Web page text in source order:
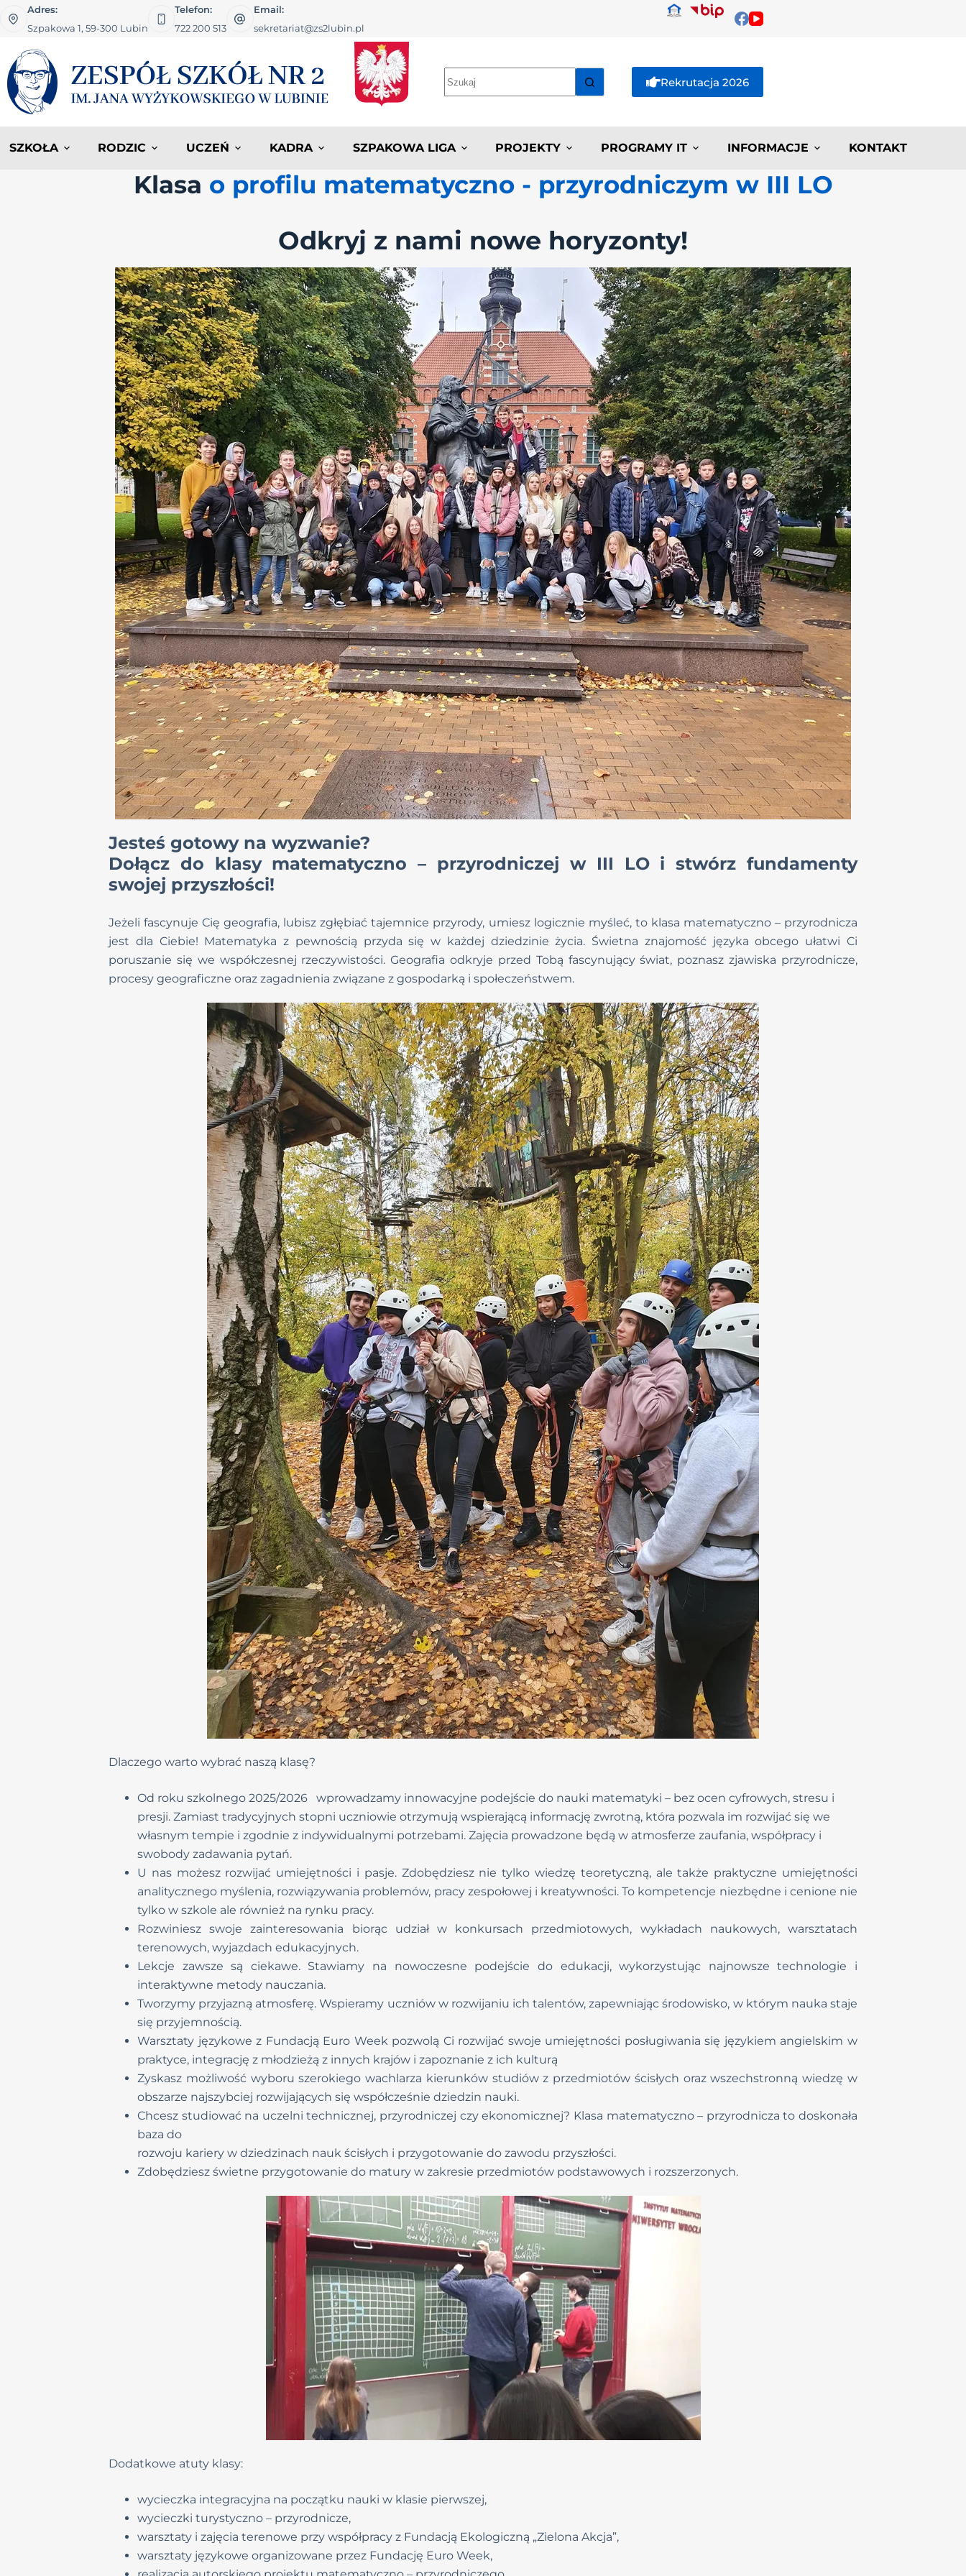
Adres:
Szpakowa 1, 59-300 Lubin
Telefon:
722 200 513
Email:
sekretariat@zs2lubin.pl
Rekrutacja 2026
SZKOŁA RODZIC UCZEŃ KADRA SZPAKOWA LIGA PROJEKTY PROGRAMY IT INFORMACJE KONTAKT
Klasa o profilu matematyczno - przyrodniczym w III LO
Odkryj z nami nowe horyzonty!
Jesteś gotowy na wyzwanie?
Dołącz do klasy matematyczno – przyrodniczej w III LO i stwórz fundamenty
swojej przyszłości!
Jeżeli fascynuje Cię geografia, lubisz zgłębiać tajemnice przyrody, umiesz logicznie myśleć, to klasa matematyczno – przyrodnicza
jest dla Ciebie! Matematyka z pewnością przyda się w każdej dziedzinie życia. Świetna znajomość języka obcego ułatwi Ci
poruszanie się we współczesnej rzeczywistości. Geografia odkryje przed Tobą fascynujący świat, poznasz zjawiska przyrodnicze,
procesy geograficzne oraz zagadnienia związane z gospodarką i społeczeństwem.
Dlaczego warto wybrać naszą klasę?
Od roku szkolnego 2025/2026 wprowadzamy innowacyjne podejście do nauki matematyki – bez ocen cyfrowych, stresu i
presji. Zamiast tradycyjnych stopni uczniowie otrzymują wspierającą informację zwrotną, która pozwala im rozwijać się we
własnym tempie i zgodnie z indywidualnymi potrzebami. Zajęcia prowadzone będą w atmosferze zaufania, współpracy i
swobody zadawania pytań.
U nas możesz rozwijać umiejętności i pasje. Zdobędziesz nie tylko wiedzę teoretyczną, ale także praktyczne umiejętności
analitycznego myślenia, rozwiązywania problemów, pracy zespołowej i kreatywności. To kompetencje niezbędne i cenione nie
tylko w szkole ale również na rynku pracy.
Rozwiniesz swoje zainteresowania biorąc udział w konkursach przedmiotowych, wykładach naukowych, warsztatach
terenowych, wyjazdach edukacyjnych.
Lekcje zawsze są ciekawe. Stawiamy na nowoczesne podejście do edukacji, wykorzystując najnowsze technologie i
interaktywne metody nauczania.
Tworzymy przyjazną atmosferę. Wspieramy uczniów w rozwijaniu ich talentów, zapewniając środowisko, w którym nauka staje
się przyjemnością.
Warsztaty językowe z Fundacją Euro Week pozwolą Ci rozwijać swoje umiejętności posługiwania się językiem angielskim w
praktyce, integrację z młodzieżą z innych krajów i zapoznanie z ich kulturą
Zyskasz możliwość wyboru szerokiego wachlarza kierunków studiów z przedmiotów ścisłych oraz wszechstronną wiedzę w
obszarze najszybciej rozwijających się współcześnie dziedzin nauki.
Chcesz studiować na uczelni technicznej, przyrodniczej czy ekonomicznej? Klasa matematyczno – przyrodnicza to doskonała
baza do
rozwoju kariery w dziedzinach nauk ścisłych i przygotowanie do zawodu przyszłości.
Zdobędziesz świetne przygotowanie do matury w zakresie przedmiotów podstawowych i rozszerzonych.
Dodatkowe atuty klasy:
wycieczka integracyjna na początku nauki w klasie pierwszej,
wycieczki turystyczno – przyrodnicze,
warsztaty i zajęcia terenowe przy współpracy z Fundacją Ekologiczną „Zielona Akcja”,
warsztaty językowe organizowane przez Fundację Euro Week,